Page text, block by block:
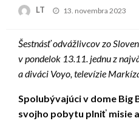
LT
Posted
13. novembra 2023
Šestnásť odvážlivcov zo
v pondelok 13.11. jednu z
a diváci Voyo, televízie
Spolubývajúci v dome Big
svojho pobytu plniť misie